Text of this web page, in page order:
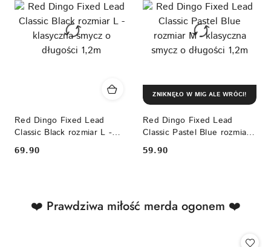
Red Dingo Fixed Lead
Classic Black rozmiar L -
klasyczna smycz o długości
1,2m
Cena:
69.90
Red Dingo Fixed Lead
Classic Pastel Blue rozmiar
M - klasyczna smycz o
długości 1,2m
Cena:
59.90
ZNIKNĘŁO W MIG ALE WRÓCI!
Pomiń karuzelę produktów
Produkty
❤️ Prawdziwa miłość merda ogonem ❤️